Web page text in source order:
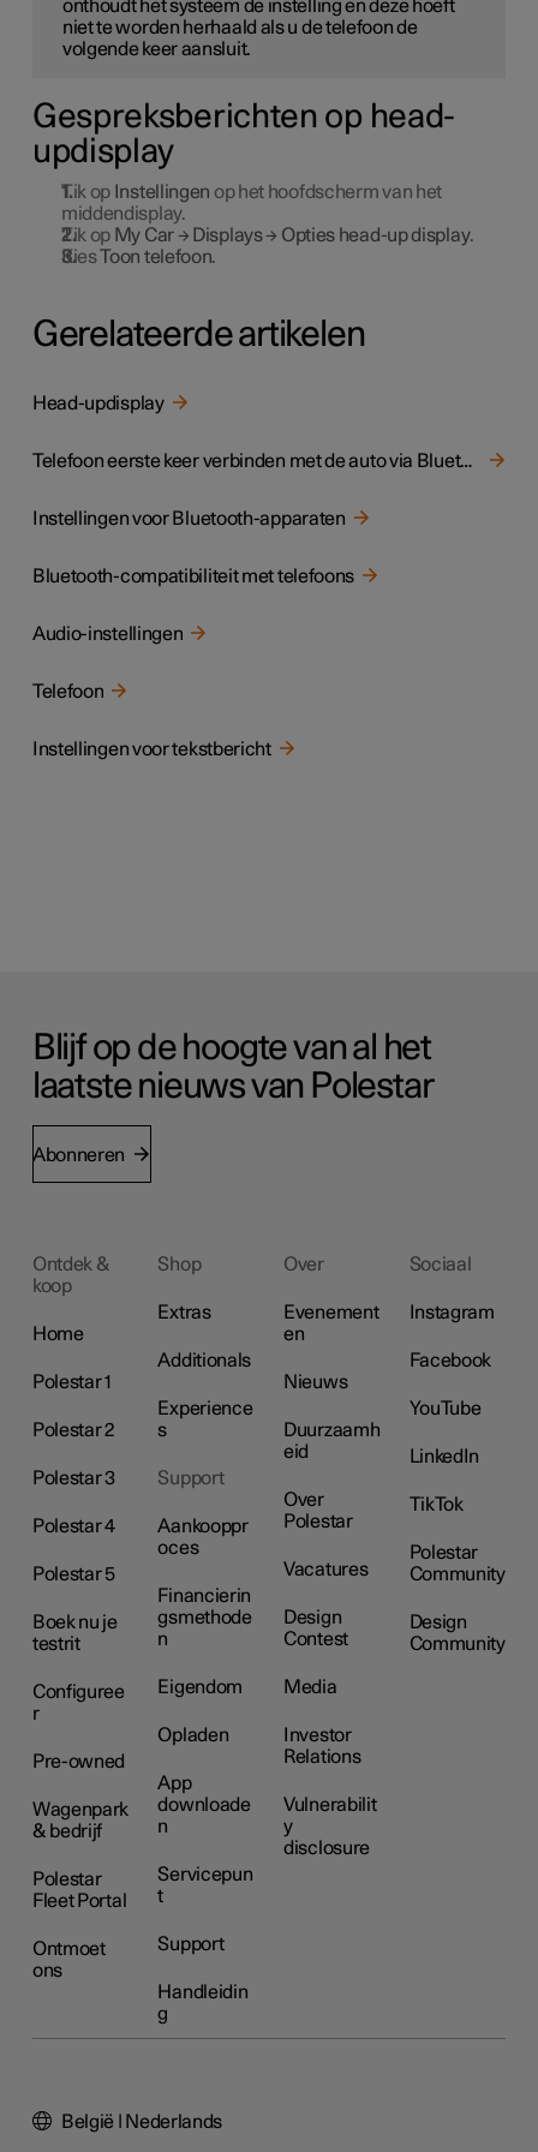
onthoudt het systeem de instelling en deze hoeft
niet te worden herhaald als u de telefoon de
volgende keer aansluit.
Gespreksberichten op head-
updisplay
Tik op Instellingen op het hoofdscherm van het
middendisplay.
Tik op My Car→ Displays→ Opties head-up display.
KiesToon telefoon.
Gerelateerde artikelen
Head-updisplay
Telefoon eerste keer verbinden met de auto via Bluetooth
Instellingen voor Bluetooth-apparaten
Bluetooth-compatibiliteit met telefoons
Audio-instellingen
Telefoon
Instellingen voor tekstbericht
Blijf op de hoogte van al het
laatste nieuws van Polestar
Abonneren
Ontdek &
koop
Home
Polestar 1
Polestar 2
Polestar 3
Polestar 4
Polestar 5
Boek nu je
testrit
Configuree
r
Pre-owned
Wagenpark
& bedrijf
Polestar
Fleet Portal
Ontmoet
ons
Shop
Extras
Additionals
Experience
s
Support
Aankooppr
oces
Financierin
gsmethode
n
Eigendom
Opladen
App
downloade
n
Servicepun
t
Support
Handleidin
g
Over
Evenement
en
Nieuws
Duurzaamh
eid
Over
Polestar
Vacatures
Design
Contest
Media
Investor
Relations
Vulnerabilit
y
disclosure
Sociaal
Instagram
Facebook
YouTube
LinkedIn
TikTok
Polestar
Community
Design
Community
België | Nederlands